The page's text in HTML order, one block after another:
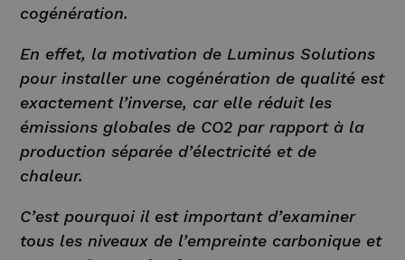
cogénération.
En effet, la motivation de Luminus Solutions
pour installer une cogénération de qualité est
exactement l’inverse, car elle réduit les
émissions globales de CO2 par rapport à la
production séparée d’électricité et de
chaleur.
C’est pourquoi il est important d’examiner
tous les niveaux de l’empreinte carbonique et